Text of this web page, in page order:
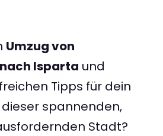
Umzug von
Isparta und
Tipps für dein
dieser spannenden,
Stadt?